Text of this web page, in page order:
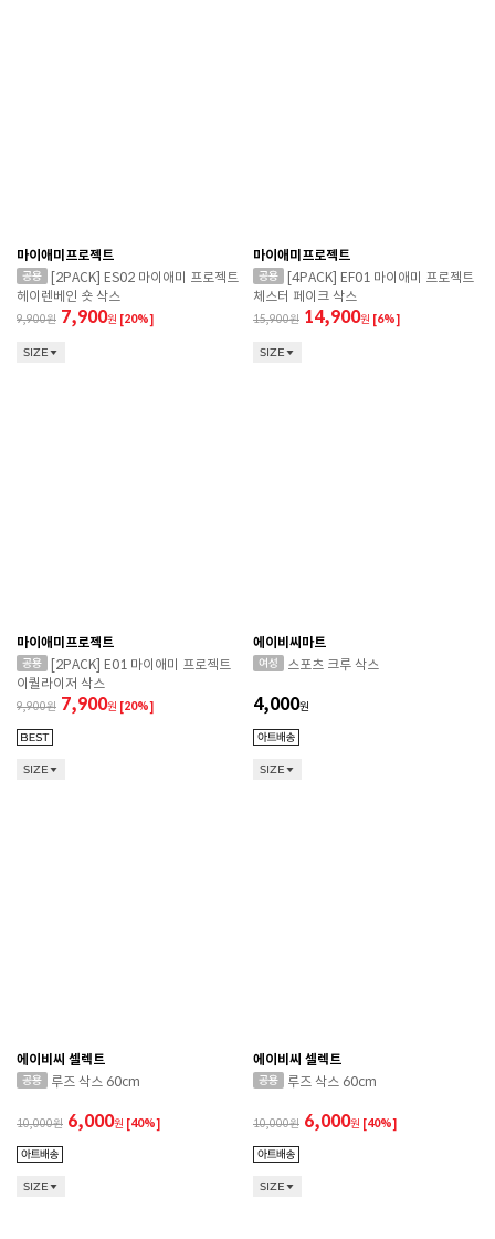
마이애미프로젝트
[2PACK] ES02 마이애미 프로젝트
헤이렌베인 숏 삭스
9,900 7,900원 [20%]
SIZE
마이애미프로젝트
[4PACK] EF01 마이애미 프로젝트
체스터 페이크 삭스
15,900 14,900원 [6%]
SIZE
마이애미프로젝트
[2PACK] E01 마이애미 프로젝트
이퀄라이저 삭스
9,900 7,900원 [20%]
SIZE
에이비씨마트
스포츠 크루 삭스
4,000원
SIZE
에이비씨 셀렉트
루즈 삭스 60cm
10,000 6,000원 [40%]
SIZE
에이비씨 셀렉트
루즈 삭스 60cm
10,000 6,000원 [40%]
SIZE